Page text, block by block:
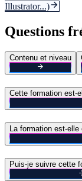
Illustrator...)
Questions
Contenu et niveau
Cette formation est-
La formation est-elle
Puis-je suivre cette